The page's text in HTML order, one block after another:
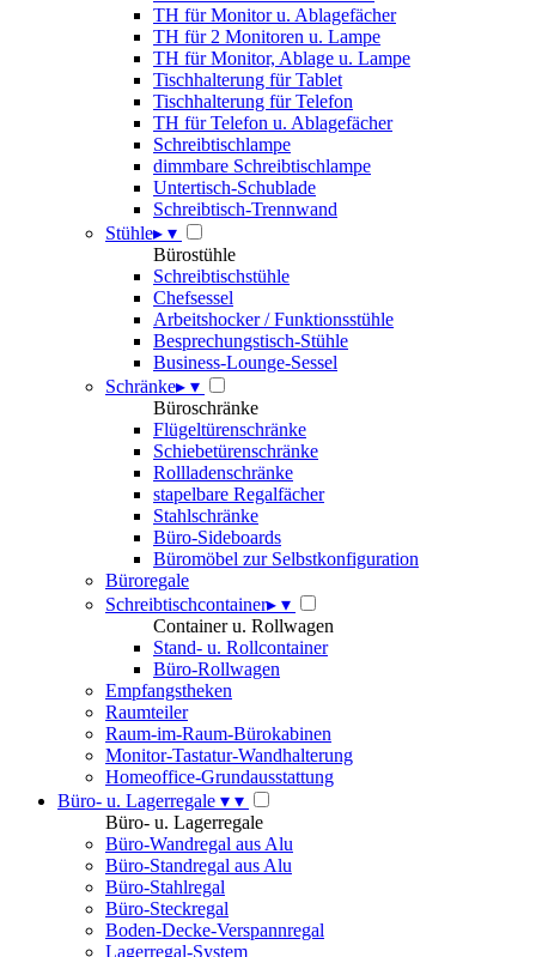
TH für Monitor u. Ablagefächer
TH für 2 Monitoren u. Lampe
TH für Monitor, Ablage u. Lampe
Tischhalterung für Tablet
Tischhalterung für Telefon
TH für Telefon u. Ablagefächer
Schreibtischlampe
dimmbare Schreibtischlampe
Untertisch-Schublade
Schreibtisch-Trennwand
Stühle▸ ▾
Bürostühle
Schreibtischstühle
Chefsessel
Arbeitshocker / Funktionsstühle
Besprechungstisch-Stühle
Business-Lounge-Sessel
Schränke▸ ▾
Büroschränke
Flügeltürenschränke
Schiebetürenschränke
Rollladenschränke
stapelbare Regalfächer
Stahlschränke
Büro-Sideboards
Büromöbel zur Selbstkonfiguration
Büroregale
Schreibtischcontainer▸ ▾
Container u. Rollwagen
Stand- u. Rollcontainer
Büro-Rollwagen
Empfangstheken
Raumteiler
Raum-im-Raum-Bürokabinen
Monitor-Tastatur-Wandhalterung
Homeoffice-Grundausstattung
Büro- u. Lagerregale ▾ ▾
Büro- u. Lagerregale
Büro-Wandregal aus Alu
Büro-Standregal aus Alu
Büro-Stahlregal
Büro-Steckregal
Boden-Decke-Verspannregal
Lagerregal-System